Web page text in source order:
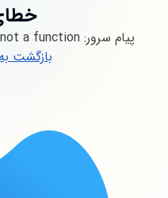
پیام سرور:a function
بازگشت